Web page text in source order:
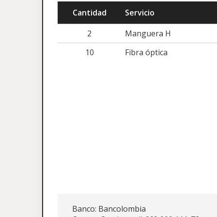
Cantidad
Servicio
2
Manguera H
10
Fibra óptica
Banco: Bancolombia